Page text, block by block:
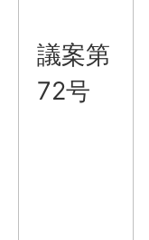
議案第
72号